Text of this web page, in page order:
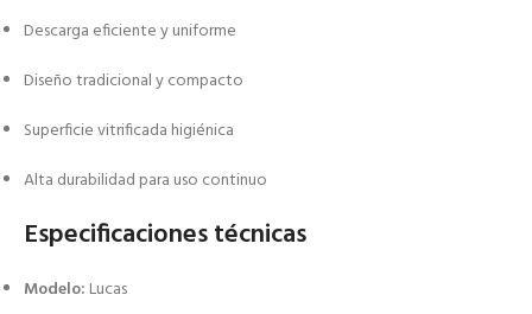
Descarga eficiente y uniforme
Diseño tradicional y compacto
Superficie vitrificada higiénica
Alta durabilidad para uso continuo
Especificaciones técnicas
Modelo: Lucas